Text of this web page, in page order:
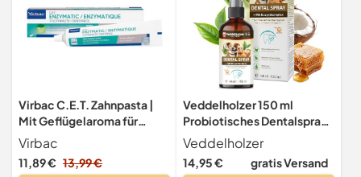
Virbac C.E.T. Zahnpasta |
Mit Geflügelaroma für
Hunde und Katzen |
Patentiertes C.E.T. System
Virbac
11,89 € 13,99 €
Veddelholzer 150 ml
Probiotisches Dentalspray
Set für Hunde & Katzen mit
Fingerzahnbürste &
Enzymkomplex Zahnpflege
Veddelholzer
14,95 € gratis Versand